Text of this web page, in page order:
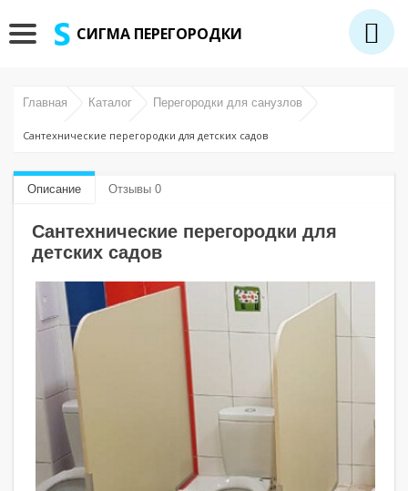
СИГМА ПЕРЕГОРОДКИ
Главная Каталог Перегородки для санузлов
Сантехнические перегородки для детских садов
Описание Отзывы 0
Сантехнические перегородки для
детских садов